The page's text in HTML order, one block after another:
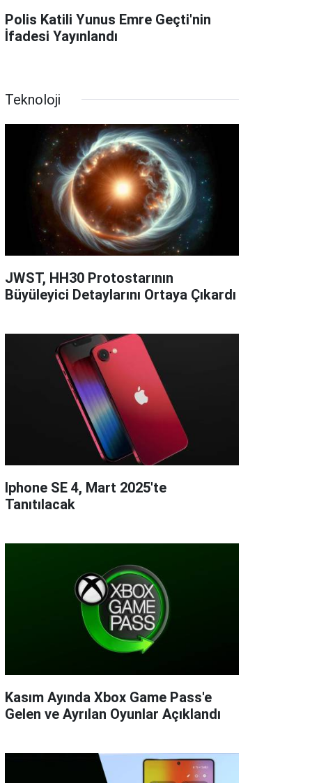
Polis Katili Yunus Emre Geçti'nin
İfadesi Yayınlandı
Teknoloji
JWST, HH30 Protostarının
Büyüleyici Detaylarını Ortaya Çıkardı
Iphone SE 4, Mart 2025'te
Tanıtılacak
Kasım Ayında Xbox Game Pass'e
Gelen ve Ayrılan Oyunlar Açıklandı